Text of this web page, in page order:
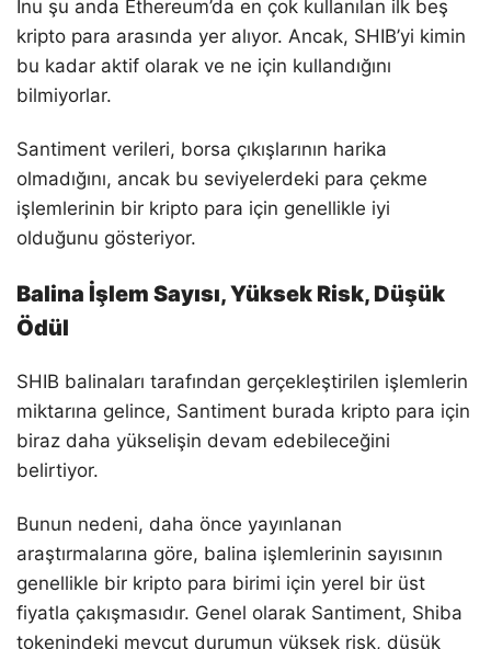
Inu şu anda Ethereum’da en çok kullanılan ilk beş
kripto para arasında yer alıyor. Ancak, SHIB’yi kimin
bu kadar aktif olarak ve ne için kullandığını
bilmiyorlar.
Santiment verileri, borsa çıkışlarının harika
olmadığını, ancak bu seviyelerdeki para çekme
işlemlerinin bir kripto para için genellikle iyi
olduğunu gösteriyor.
Balina İşlem Sayısı, Yüksek Risk, Düşük
Ödül
SHIB balinaları tarafından gerçekleştirilen işlemlerin
miktarına gelince, Santiment burada kripto para için
biraz daha yükselişin devam edebileceğini
belirtiyor.
Bunun nedeni, daha önce yayınlanan
araştırmalarına göre, balina işlemlerinin sayısının
genellikle bir kripto para birimi için yerel bir üst
fiyatla çakışmasıdır. Genel olarak Santiment, Shiba
tokenindeki mevcut durumun yüksek risk, düşük